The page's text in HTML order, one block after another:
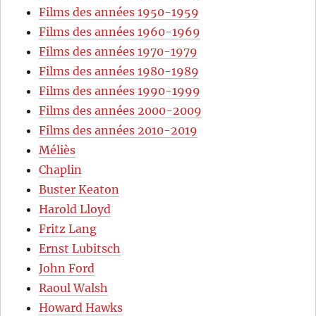
Films des années 1950-1959
Films des années 1960-1969
Films des années 1970-1979
Films des années 1980-1989
Films des années 1990-1999
Films des années 2000-2009
Films des années 2010-2019
Méliès
Chaplin
Buster Keaton
Harold Lloyd
Fritz Lang
Ernst Lubitsch
John Ford
Raoul Walsh
Howard Hawks